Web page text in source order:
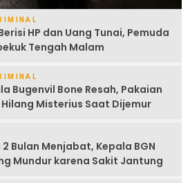
HP dan Uang Tunai, Pemuda
Tengah Malam
Bugenvil Bone Resah, Pakaian
Misterius Saat Dijemur
Bulan Menjabat, Kepala BGN
Mundur karena Sakit Jantung